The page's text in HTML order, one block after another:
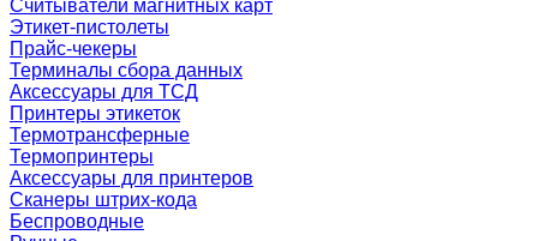
Считыватели магнитных карт
Этикет-пистолеты
Прайс-чекеры
Терминалы сбора данных
Аксессуары для ТСД
Принтеры этикеток
Термотрансферные
Термопринтеры
Аксессуары для принтеров
Сканеры штрих-кода
Беспроводные